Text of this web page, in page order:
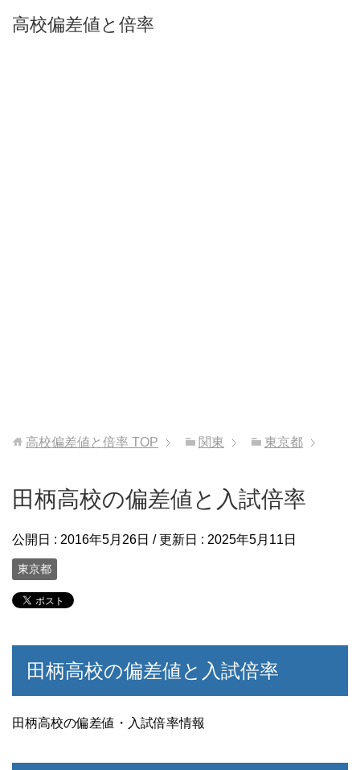
高校偏差値と倍率
高校偏差値と倍率 TOP 関東 東京都
田柄高校の偏差値と入試倍率
公開日 : 2016年5月26日 / 更新日 : 2025年5月11日
東京都
田柄高校の偏差値と入試倍率
田柄高校の偏差値・入試倍率情報